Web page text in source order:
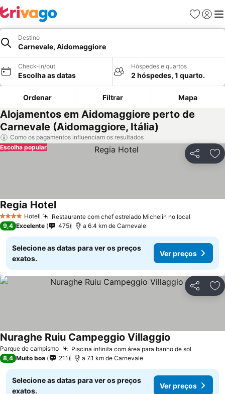
Favoritos
Iniciar
Destino
Carnevale, Aidomaggiore
Check-in/out
Escolha as datas
Hóspedes e quartos
2 hóspedes, 1 quarto.
Ordenar Filtrar Mapa
Alojamentos em Aidomaggiore perto de
Carnevale (Aidomaggiore, Itália)
Como os pagamentos influenciam os resultados
Partilhar
Escolha popular
4 EstrelasHotel Restaurante com chef estrelado Michelin no local
Regia Hotel
9,4 Excelente 475 a 6.4 km de Carnevale
Selecione as datas para ver os preços
exatos.
Ver preços
Partilhar
Parque de campismo Piscina infinita com área para banho de sol
Nuraghe Ruiu Campeggio Villaggio
8,4 Muito boa 211 a 7.1 km de Carnevale
Selecione as datas para ver os preços
exatos.
Ver preços